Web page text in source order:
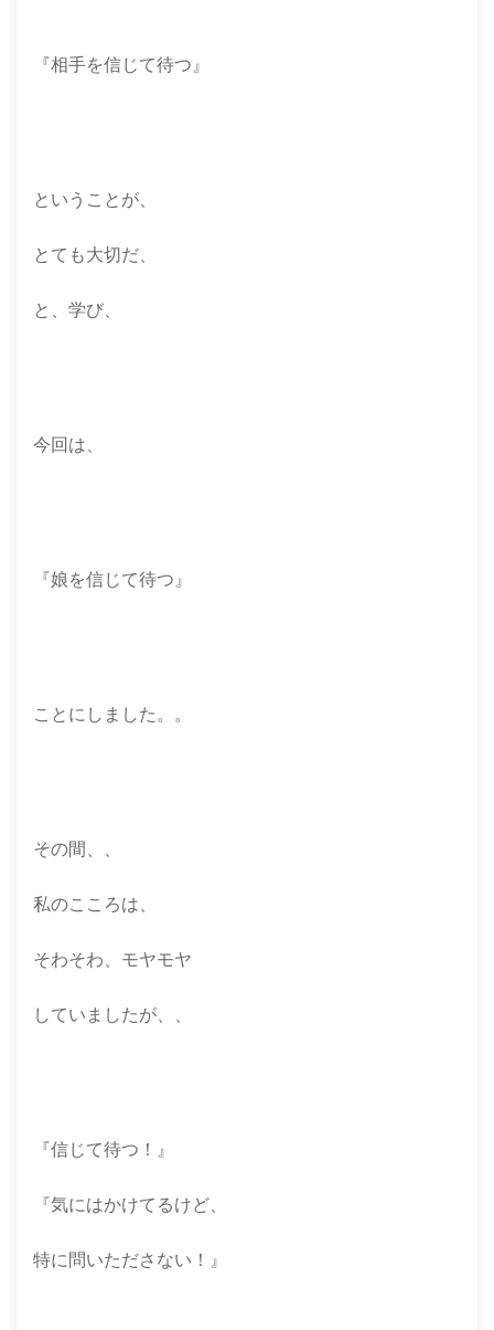
『相手を信じて待つ』
ということが、
とても大切だ、
と、学び、
今回は、
『娘を信じて待つ』
ことにしました。。
その間、、
私のこころは、
そわそわ、モヤモヤ
していましたが、、
『信じて待つ！』
『気にはかけてるけど、
特に問いたださない！』